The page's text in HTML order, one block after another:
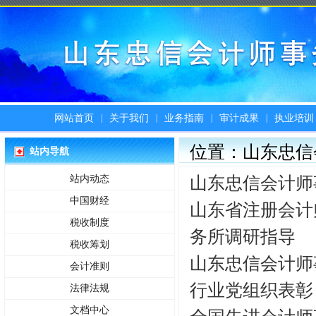
网站首页 关于我们 业务指南 审计成果 执业培训
站内导航
站内动态
中国财经
税收制度
税收筹划
会计准则
法律法规
文档中心
位置：山东忠
山东忠信会计
山东省注册会
务所调研指导
山东忠信会计
行业党组织表彰